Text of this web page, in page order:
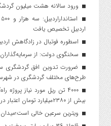
ورود سالانه هشت میلیون
اردبیل تخصیص یافت
اسطوره فوتبال در زادگاهش
سخنگوی دولت: از
ضرورت تدوین افق گردشگری
طرح‌های مختلف گردشگری در
۴۰۰۰ تن ریل مورد نیاز
بیش از ۲۳۸۰میلیارد تومان اعتبار در ۸ ماه گذشته
ویترین سرعین خالی است؛میدان